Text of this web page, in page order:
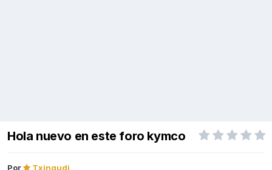
Hola nuevo en este foro kymco
Por
Txingudi